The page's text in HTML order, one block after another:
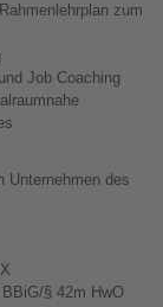
zum
Job Coaching
Unternehmen des
§ 42m HwO